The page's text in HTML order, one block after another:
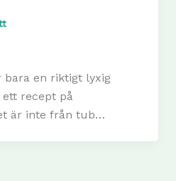
bara en riktigt lyxig
recept på
är inte från tub…